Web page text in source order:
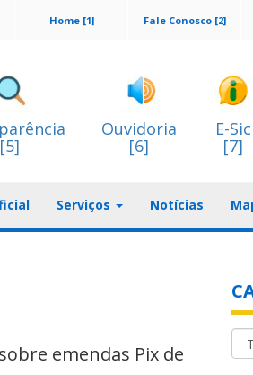
Fale Conosco [2]
Home [1]
[5]
Ouvidoria
[6]
E-Sic
[7]
Serviços Notícias
emendas Pix de